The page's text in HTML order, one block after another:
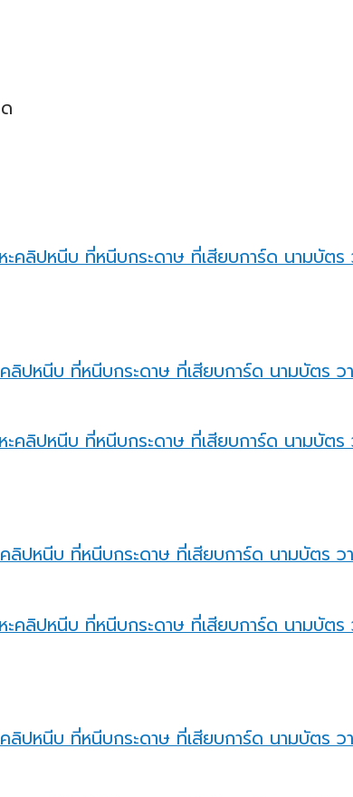
คลิปหนีบ ที่หนีบกระดาษ ที่เสียบการ์ด นามบัตร
คลิปหนีบ ที่หนีบกระดาษ ที่เสียบการ์ด นามบัตร
คลิปหนีบ ที่หนีบกระดาษ ที่เสียบการ์ด นามบัตร